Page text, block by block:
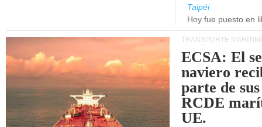
Taipéi
Hoy fue puesto en
TRANSPORTE
ECSA: El
naviero
parte de
RCDE
UE.